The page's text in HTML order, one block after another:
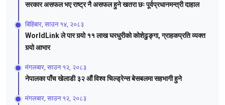
सरकार असफल भए राष्ट्र नै असफल हुने खतरा छः पूर्वप्रधानमन्त्री दाहाल
बिहिबार, साउन १४, २०८३
WorldLink ले पार गर्‍यो ११ लाख घरधुरीको कोशेढुङ्गा, ग्राहकप्रति व्यक्त
गर्‍यो आभार
मंगलबार, साउन १२, २०८३
नेपालका पाँच खेलाडी ३२ औं विश्व चिल्ड्रेन्स बेसबलमा सहभागी हुने
मंगलबार, साउन १२, २०८३